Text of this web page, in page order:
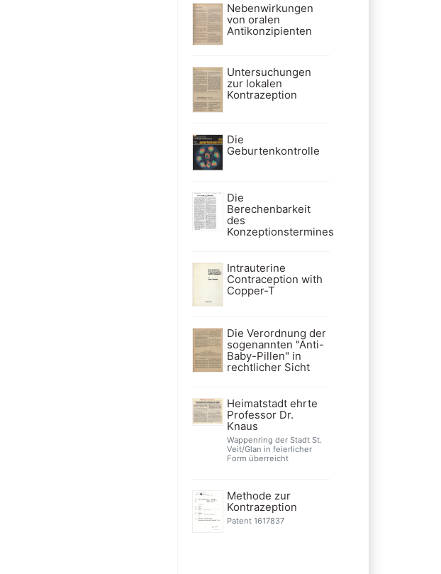
Nebenwirkungen
von oralen
Antikonzipienten
Untersuchungen
zur lokalen
Kontrazeption
Die
Geburtenkontrolle
Die
Berechenbarkeit
des
Konzeptionstermines
Intrauterine
Contraception with
Copper-T
Die Verordnung der
sogenannten "Anti-
Baby-Pillen" in
rechtlicher Sicht
Heimatstadt ehrte
Professor Dr.
Knaus
Wappenring der Stadt St.
Veit/Glan in feierlicher
Form überreicht
Methode zur
Kontrazeption
Patent 1617837